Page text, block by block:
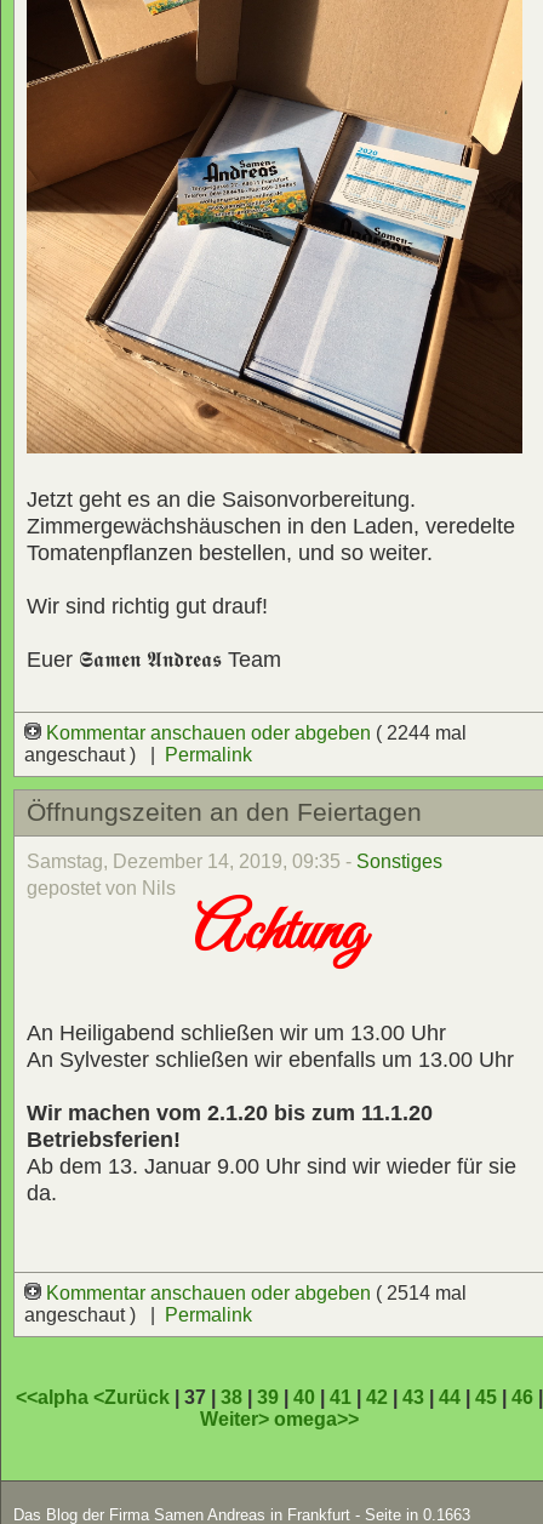
Jetzt geht es an die Saisonvorbereitung.
Zimmergewächshäuschen in den Laden, veredelte
Tomatenpflanzen bestellen, und so weiter.
Wir sind richtig gut drauf!
Euer 𝕾𝖆𝖒𝖊𝖓 𝕬𝖓𝖉𝖗𝖊𝖆𝖘 Team
Kommentar anschauen oder abgeben ( 2244 mal
angeschaut ) |
Permalink
Öffnungszeiten an den Feiertagen
Samstag, Dezember 14, 2019, 09:35 - Sonstiges
gepostet von Nils
Achtung
An Heiligabend schließen wir um 13.00 Uhr
An Sylvester schließen wir ebenfalls um 13.00 Uhr
Wir machen vom 2.1.20 bis zum 11.1.20
Betriebsferien!
Ab dem 13. Januar 9.00 Uhr sind wir wieder für sie
da.
Kommentar anschauen oder abgeben ( 2514 mal
angeschaut ) |
Permalink
<<alpha<Zurück | 37 |38 |39 |40 |41 |42 |43 |44 |45 |46
Weiter>omega>>
Das Blog der Firma Samen Andreas in Frankfurt - Seite in 0.1663